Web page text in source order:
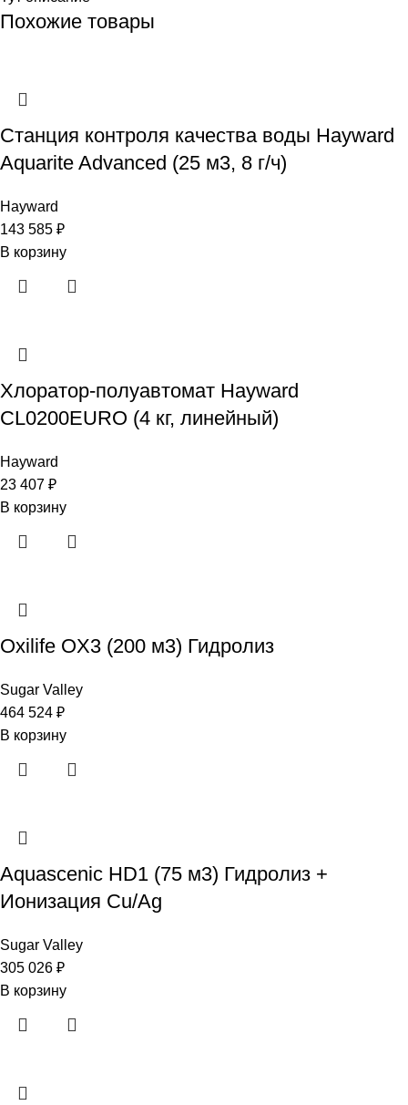
Похожие товары
Станция контроля качества воды Hayward
Aquarite Advanced (25 м3, 8 г/ч)
Hayward
143 585 ₽
В корзину
Хлоратор-полуавтомат Hayward
CL0200EURO (4 кг, линейный)
Hayward
23 407 ₽
В корзину
Oxilife OX3 (200 м3) Гидролиз
Sugar Valley
464 524 ₽
В корзину
Aquascenic HD1 (75 м3) Гидролиз +
Ионизация Cu/Ag
Sugar Valley
305 026 ₽
В корзину